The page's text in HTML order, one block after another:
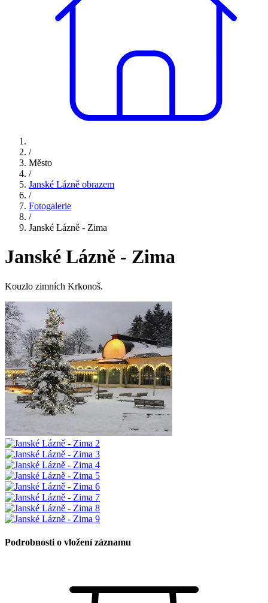
/
Město
/
Janské Lázně obrazem
/
Fotogalerie
/
Janské Lázně - Zima
Janské Lázně - Zima
Kouzlo zimních Krkonoš.
Podrobnosti o vložení záznamu